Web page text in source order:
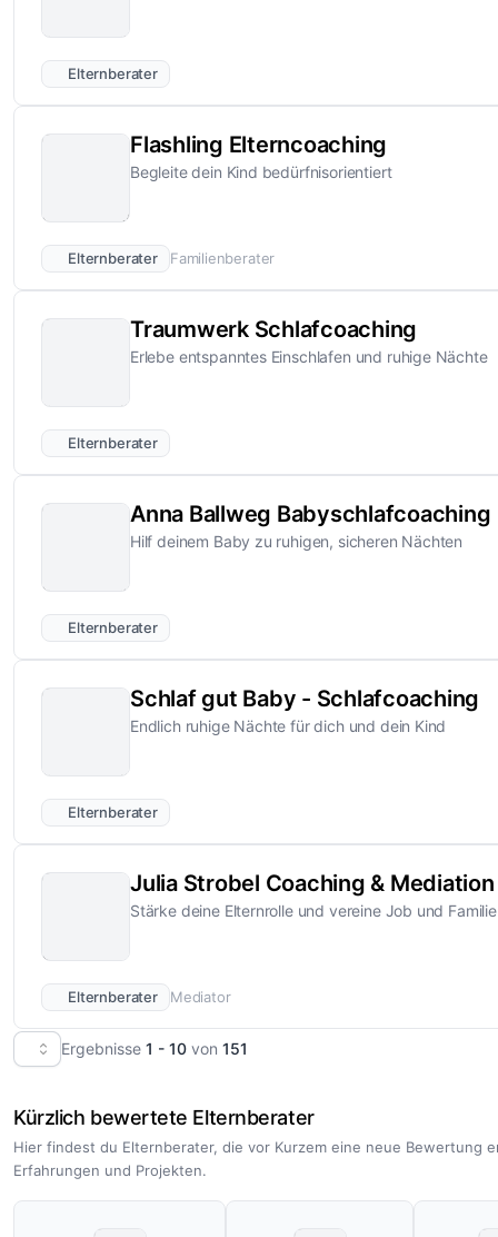
Elternberater
Flashling Elterncoaching
Begleite dein Kind bedürfnisorientiert
Elternberater Familienberater
Traumwerk Schlafcoaching
Erlebe entspanntes Einschlafen und ruhige Nächte
Elternberater
Anna Ballweg Babyschlafcoaching
Hilf deinem Baby zu ruhigen, sicheren Nächten
Elternberater
Schlaf gut Baby - Schlafcoaching
Endlich ruhige Nächte für dich und dein Kind
Elternberater
Julia Strobel Coaching & Mediation
Stärke deine Elternrolle und vereine Job und Familie
Elternberater Mediator
Ergebnisse 1 - 10 von 151
Kürzlich bewertete Elternberater
Hier findest du Elternberater, die vor Kurzem eine neue Bewertung
Erfahrungen und Projekten.